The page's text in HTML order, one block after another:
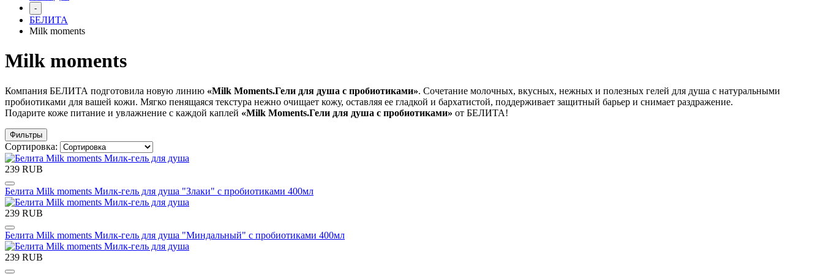
-
БЕЛИТА
Milk moments
Milk moments
Компания БЕЛИТА подготовила новую линию «Milk Moments.Гели для душа с пробиотиками». Сочетание молочных, вкусных, нежных и полезных гелей для душа с натуральными
пробиотиками для вашей кожи. Мягко пенящаяся текстура нежно очищает кожу, оставляя ее гладкой и бархатистой, поддерживает защитный барьер и снимает раздражение.
Подарите коже питание и увлажнение с каждой каплей «Milk Moments.Гели для душа с пробиотиками» от БЕЛИТА!
Фильтры
Сортировка:
239 RUB
Белита Milk moments Милк-гель для душа "Злаки" с пробиотиками 400мл
239 RUB
Белита Milk moments Милк-гель для душа "Миндальный" с пробиотиками 400мл
239 RUB